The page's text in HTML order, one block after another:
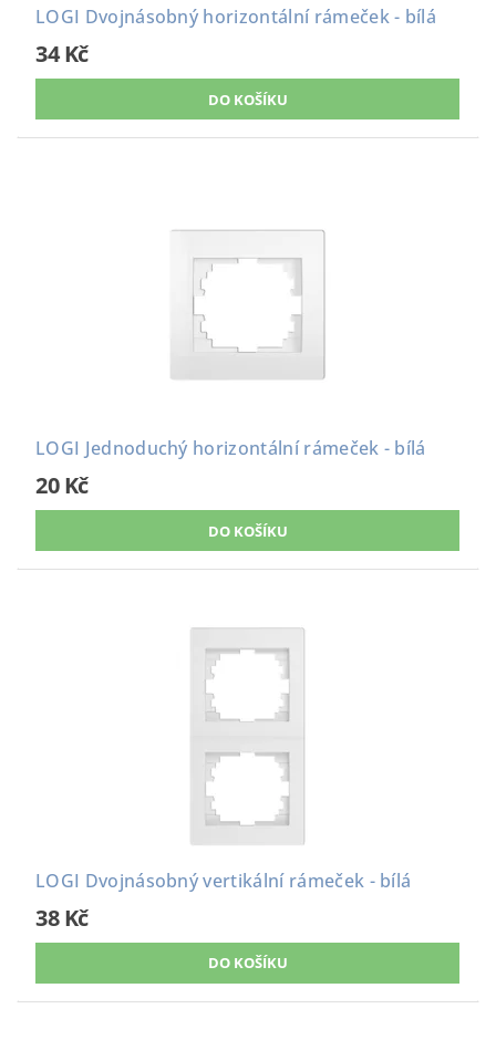
LOGI Dvojnásobný horizontální rámeček - bílá
34 Kč
LOGI Jednoduchý horizontální rámeček - bílá
20 Kč
LOGI Dvojnásobný vertikální rámeček - bílá
38 Kč